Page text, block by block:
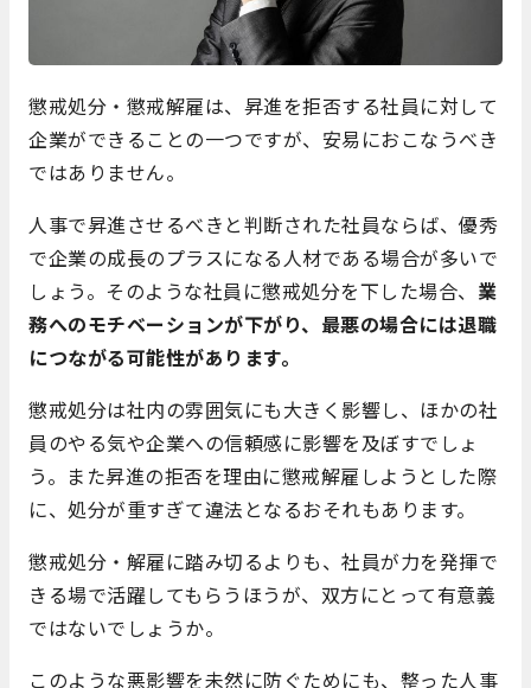
懲戒処分・懲戒解雇は、昇進を拒否する社員に対して
企業ができることの一つですが、安易におこなうべき
ではありません。
人事で昇進させるべきと判断された社員ならば、優秀
で企業の成長のプラスになる人材である場合が多いで
しょう。そのような社員に懲戒処分を下した場合、 業
務へのモチベーションが下がり、最悪の場合には退職
につながる可能性があります。
懲戒処分は社内の雰囲気にも大きく影響し、ほかの社
員のやる気や企業への信頼感に影響を及ぼすでしょ
う。また昇進の拒否を理由に懲戒解雇しようとした際
に、処分が重すぎて違法となるおそれもあります。
懲戒処分・解雇に踏み切るよりも、社員が力を発揮で
きる場で活躍してもらうほうが、双方にとって有意義
ではないでしょうか。
このような悪影響を未然に防ぐためにも、整った人事